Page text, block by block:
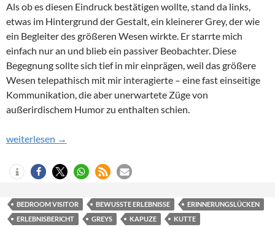
Als ob es diesen Eindruck bestätigen wollte, stand da links,
etwas im Hintergrund der Gestalt, ein kleinerer Grey, der wie
ein Begleiter des größeren Wesen wirkte. Er starrte mich
einfach nur an und blieb ein passiver Beobachter. Diese
Begegnung sollte sich tief in mir einprägen, weil das größere
Wesen telepathisch mit mir interagierte – eine fast einseitige
Kommunikation, die aber unerwartete Züge von
außerirdischem Humor zu enthalten schien.
Teil 11 – Alien-Humor? Die Begegnung mit dem Kuttenwesen
weiterlesen →
BEDROOM VISITOR BEWUSSTE ERLEBNISSE
ERINNERUNGSLÜCKEN
ERLEBNISBERICHT
GREYS KAPUZE
KUTTE